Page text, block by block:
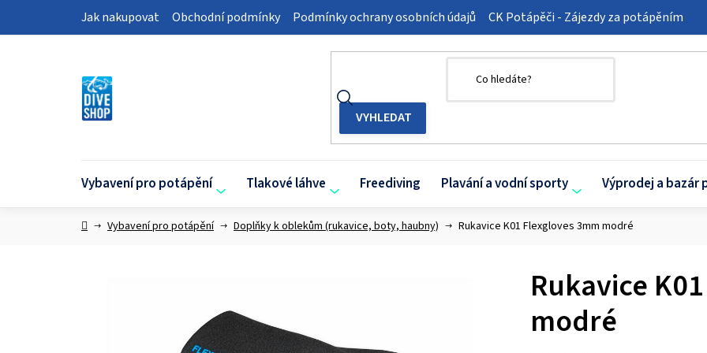
Jak nakupovat Obchodní podmínky Podmínky ochrany osobních údajů CK Potápěči - Zájezdy za potápěním
Vybavení pro potápění Tlakové láhve Freediving Plavání a vodní sporty Výprodej a bazár
DomůVybavení pro potápění Doplňky k oblekům (rukavice, boty, haubny) Rukavice K01 Flexgloves 3mm modré
Rukavice
modré